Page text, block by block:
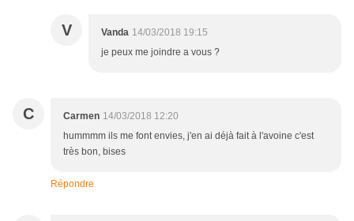
V Vanda 14/03/2018 19:15
je peux me joindre a vous ?
C Carmen 14/03/2018 12:20
hummmm ils me font envies, j'en ai déjà fait à l'avoine c'est
très bon, bises
Répondre